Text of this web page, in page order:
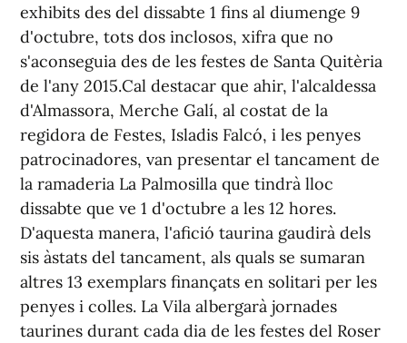
exhibits des del dissabte 1 fins al diumenge 9
d'octubre, tots dos inclosos, xifra que no
s'aconseguia des de les festes de Santa Quitèria
de l'any 2015.Cal destacar que ahir, l'alcaldessa
d'Almassora, Merche Galí, al costat de la
regidora de Festes, Isladis Falcó, i les penyes
patrocinadores, van presentar el tancament de
la ramaderia La Palmosilla que tindrà lloc
dissabte que ve 1 d'octubre a les 12 hores.
D'aquesta manera, l'afició taurina gaudirà dels
sis àstats del tancament, als quals se sumaran
altres 13 exemplars finançats en solitari per les
penyes i colles. La Vila albergarà jornades
taurines durant cada dia de les festes del Roser